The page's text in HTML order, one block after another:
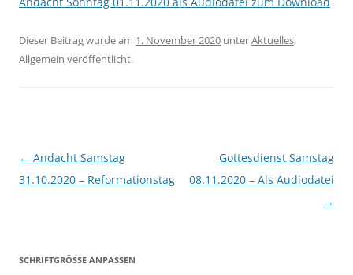
Dieser Beitrag wurde am 1. November 2020 unterAktuelles,
Allgemein veröffentlicht.
Beitragsnavigation
← Andacht Samstag
31.10.2020 – Reformationstag
Gottesdienst Samstag
08.11.2020 – Als Audiodatei
→
SCHRIFTGRÖSSE ANPASSEN